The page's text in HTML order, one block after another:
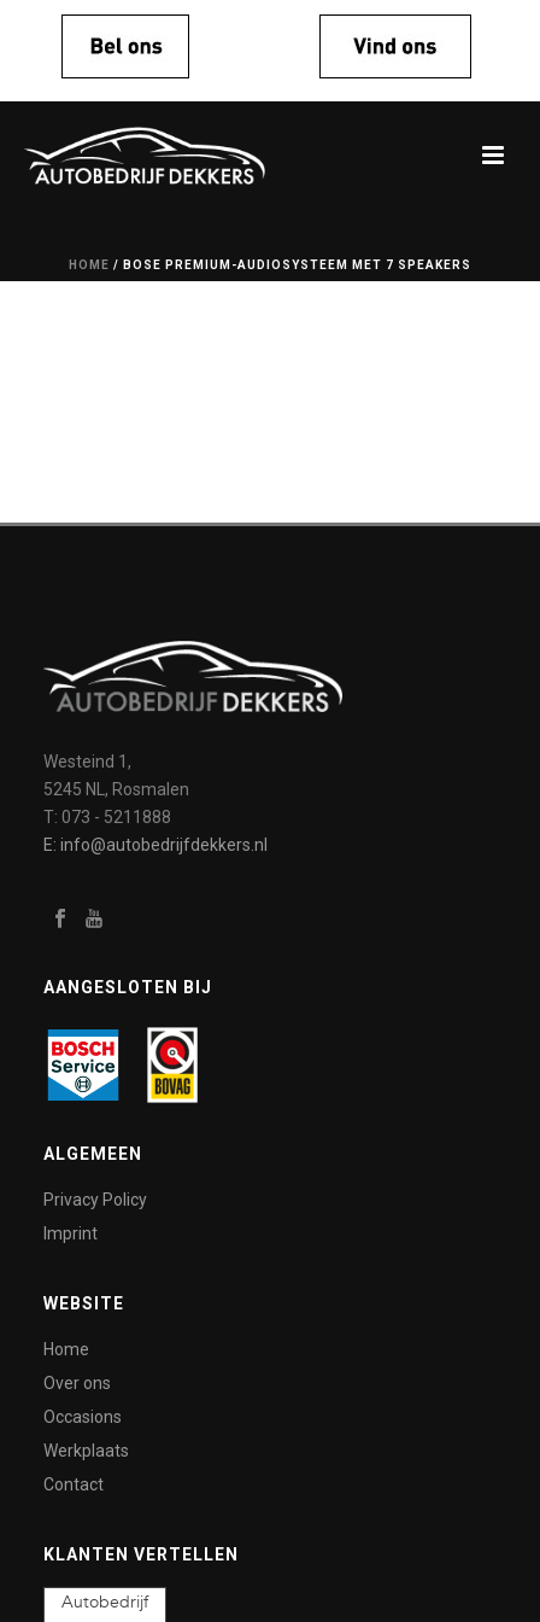
HOME / BOSE PREMIUM-AUDIOSYSTEEM MET 7 SPEAKERS
Westeind 1,
5245 NL, Rosmalen
T: 073 - 5211888
E: info@autobedrijfdekkers.nl
AANGESLOTEN BIJ
ALGEMEEN
Privacy Policy
Imprint
WEBSITE
Home
Over ons
Occasions
Werkplaats
Contact
KLANTEN VERTELLEN
Autobedrijf